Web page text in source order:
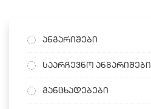
ანგარიშები
საარჩევნო ანგარიშები
განცხადებები